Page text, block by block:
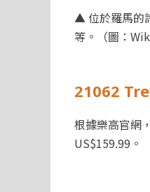
▲ 位於羅馬的
等。（圖：Wiki
21062
根據樂高官網
US$159.99。